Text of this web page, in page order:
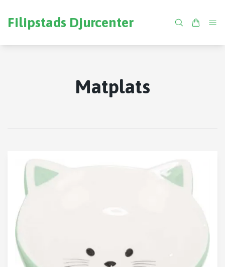
Filipstads Djurcenter
Matplats